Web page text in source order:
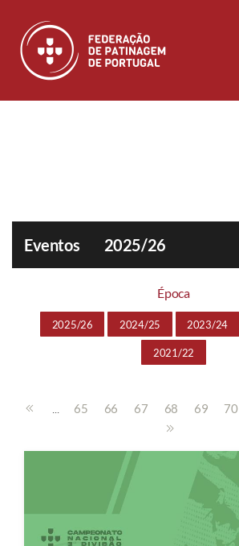
Skip to main content
Eventos 2025/26
Época
2025/26 2024/25 2023/24
2021/22
... 65 66 67 68 69 70